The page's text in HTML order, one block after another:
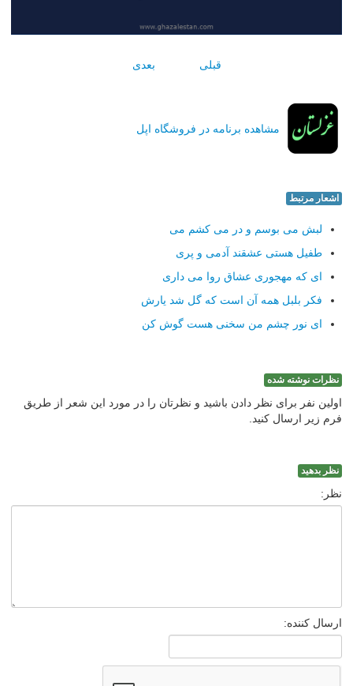
قبلی بعدی
مشاهده برنامه در فروشگاه اپل
اشعار مرتبط
لبش می بوسم و در می کشم می
طفیل هستی عشقند آدمی و پری
ای که مهجوری عشاق روا می داری
فکر بلبل همه آن است که گل شد یارش
ای نور چشم من سخنی هست گوش کن
نظرات نوشته شده
اولین نفر برای نظر دادن باشید و نظرتان را در مورد این شعر از طریق
فرم زیر ارسال کنید.
نظر بدهید
نظر:
ارسال کننده: